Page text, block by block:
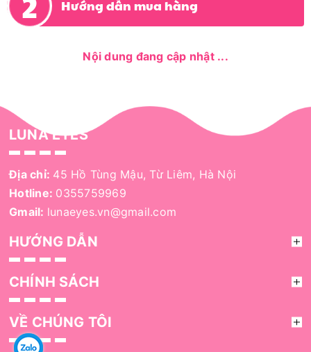
Hướng dẫn mua hàng
Nội dung đang cập nhật ...
LUNA EYES
Địa chỉ: 45 Hồ Tùng Mậu, Từ Liêm, Hà Nội
Hotline: 0355759969
Gmail: lunaeyes.vn@gmail.com
HƯỚNG DẪN
CHÍNH SÁCH
VỀ CHÚNG TÔI